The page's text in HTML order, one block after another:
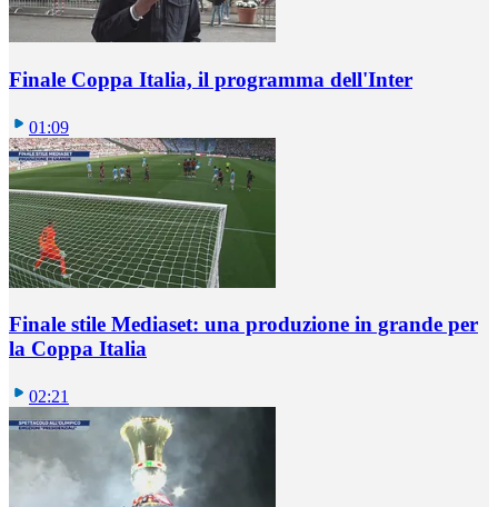
Finale Coppa Italia, il programma dell'Inter
01:09
Finale stile Mediaset: una produzione in grande per
la Coppa Italia
02:21